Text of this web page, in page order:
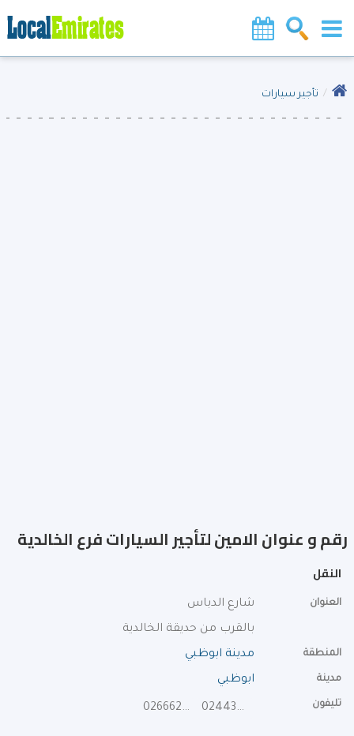
تأجير سيارات
رقم و عنوان الامين لتأجير السيارات فرع الخالدية
النقل
العنوان
شارع الدباس
بالقرب من حديقة الخالدية
المنطقة مدينة ابوظبي
مدينة ابوظبي
تليفون 024432030
026662127